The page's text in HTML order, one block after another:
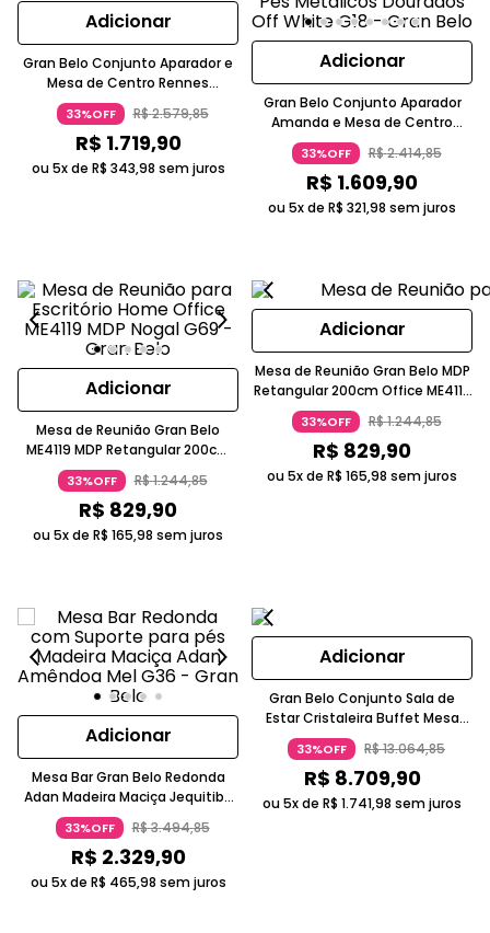
Adicionar
Gran Belo Conjunto Aparador e
Mesa de Centro Rennes
MDF/MDP Pés Aço Off White
33%OFF R$2.579,85
R$ 1.719,90
ou 5x de R$ 343,98 sem juros
Adicionar
Gran Belo Conjunto Aparador
Amanda e Mesa de Centro
Bento Off White Pés Metal
Dourado
33%OFF R$2.414,85
R$ 1.609,90
ou 5x de R$ 321,98 sem juros
Adicionar
Mesa de Reunião Gran Belo
ME4119 MDP Retangular 200cm
Nogal Escritório
33%OFF R$1.244,85
R$ 829,90
ou 5x de R$ 165,98 sem juros
Adicionar
Mesa de Reunião Gran Belo MDP
Retangular 200cm Office ME4119
Rústico Branco
33%OFF R$1.244,85
R$ 829,90
ou 5x de R$ 165,98 sem juros
Adicionar
Mesa Bar Gran Belo Redonda
Adan Madeira Maciça Jequitibá
Amêndoa Mel 70cm
33%OFF R$3.494,85
R$ 2.329,90
ou 5x de R$ 465,98 sem juros
Adicionar
Gran Belo Conjunto Sala de
Estar Cristaleira Buffet Mesa
Centro Aparador Off White
33%OFF R$13.064,85
R$ 8.709,90
ou 5x de R$ 1.741,98 sem juros